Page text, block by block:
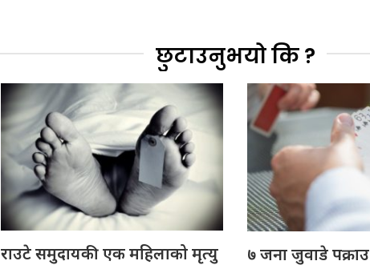
छुटाउनुभयो कि ?
राउटे समुदायकी एक महिलाको मृत्यु ७ जना जुवाडे पक्राउ